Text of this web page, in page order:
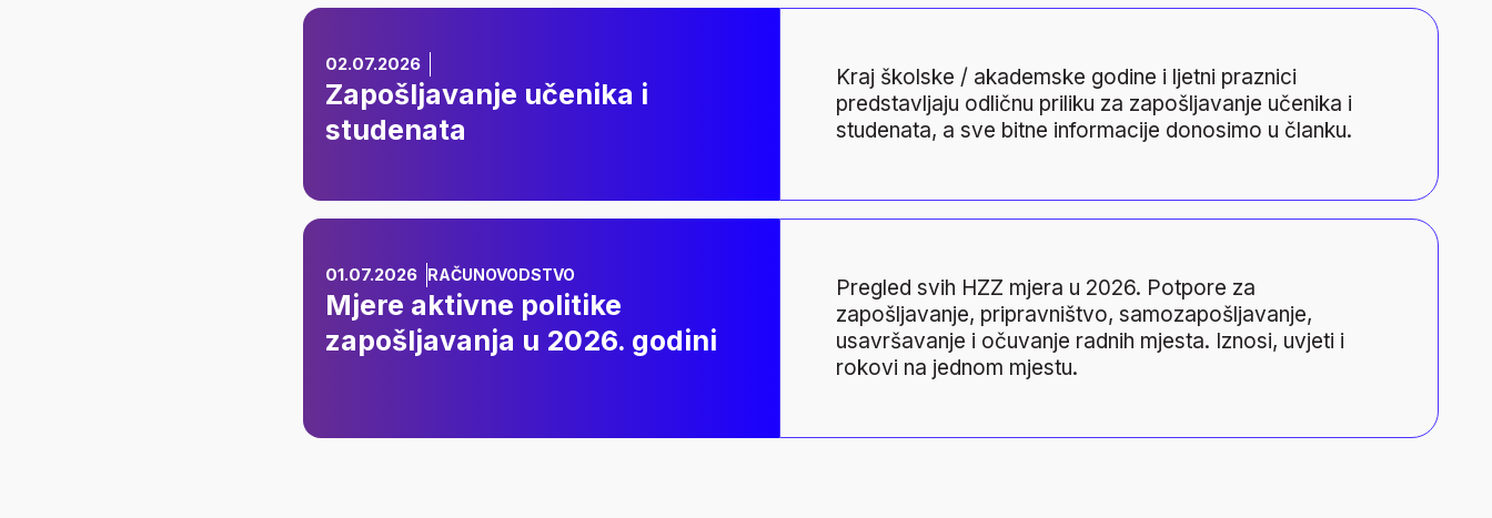
Zapošljavanje učenika i studenata
02.07.2026
Zapošljavanje učenika i
studenata
Kraj školske / akademske godine i ljetni praznici
predstavljaju odličnu priliku za zapošljavanje učenika i
studenata, a sve bitne informacije donosimo u članku.
Mjere aktivne politike zapošljavanja u 2026. godini
01.07.2026 RAČUNOVODSTVO
Mjere aktivne politike
zapošljavanja u 2026. godini
Pregled svih HZZ mjera u 2026. Potpore za
zapošljavanje, pripravništvo, samozapošljavanje,
usavršavanje i očuvanje radnih mjesta. Iznosi, uvjeti i
rokovi na jednom mjestu.